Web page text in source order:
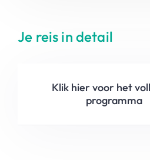
Je reis in detail
Klik hier voor het
programma